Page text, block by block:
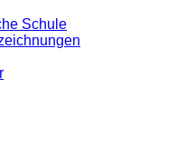
Schule